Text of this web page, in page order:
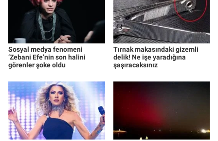
Sosyal medya fenomeni
‘Zebani Efe’nin son halini
görenler şoke oldu
Tırnak makasındaki gizemli
delik! Ne işe yaradığına
şaşıracaksınız